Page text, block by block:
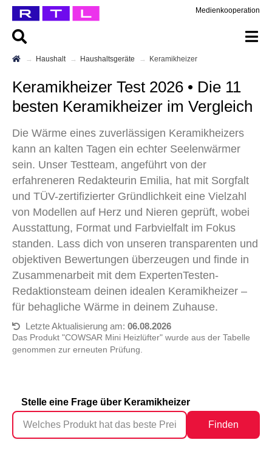
Medienkooperation
Haushalt Haushaltsgeräte Keramikheizer
Keramikheizer Test 2026 • Die 11
besten Keramikheizer im Vergleich
Die Wärme eines zuverlässigen Keramikheizers
kann an kalten Tagen ein echter Seelenwärmer
sein. Unser Testteam, angeführt von der
erfahreneren Redakteurin Emilia, hat mit Sorgfalt
und TÜV-zertifizierter Gründlichkeit eine Vielzahl
von Modellen auf Herz und Nieren geprüft, wobei
Ausstattung, Format und Farbvielfalt im Fokus
standen. Lass dich von unseren transparenten und
objektiven Bewertungen überzeugen und finde in
Zusammenarbeit mit dem ExpertenTesten-
Redaktionsteam deinen idealen Keramikheizer –
für behagliche Wärme in deinem Zuhause.
Letzte Aktualisierung am: 06.08.2026
Das Produkt "COWSAR Mini Heizlüfter" wurde aus der Tabelle
genommen zur erneuten Prüfung.
Stelle eine Frage über Keramikheizer
Finden